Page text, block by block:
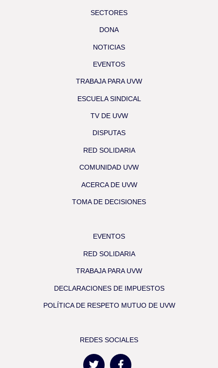
SECTORES
DONA
NOTICIAS
EVENTOS
TRABAJA PARA UVW
ESCUELA SINDICAL
TV DE UVW
DISPUTAS
RED SOLIDARIA
COMUNIDAD UVW
ACERCA DE UVW
TOMA DE DECISIONES
EVENTOS
RED SOLIDARIA
TRABAJA PARA UVW
DECLARACIONES DE IMPUESTOS
POLÍTICA DE RESPETO MUTUO DE UVW
REDES SOCIALES